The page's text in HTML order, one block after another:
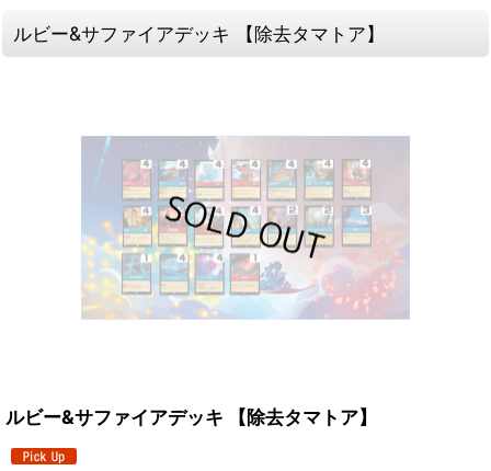
ルビー&サファイアデッキ 【除去タマトア】
ルビー&サファイアデッキ 【除去タマトア】